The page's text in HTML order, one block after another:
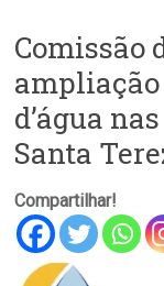
Comissão
d’água
Santa
Compartilhar!